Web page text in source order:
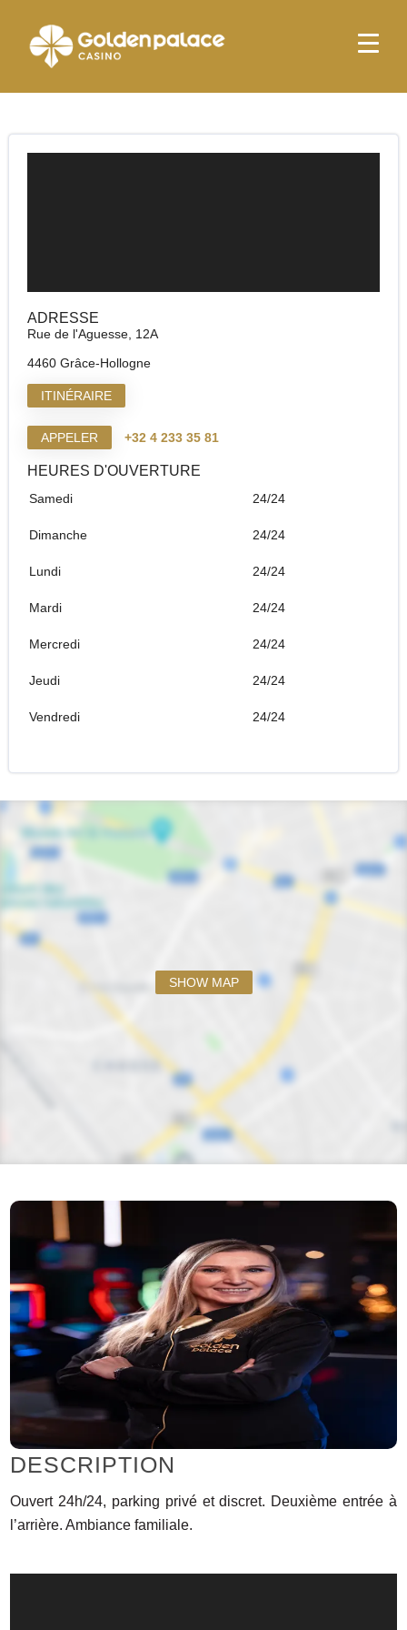
page d'accueil
ADRESSE
Rue de l'Aguesse, 12A
4460 Grâce-Hollogne
ITINÉRAIRE
APPELER +32 4 233 35 81
HEURES D'OUVERTURE
Samedi 24/24
Dimanche 24/24
Lundi 24/24
Mardi 24/24
Mercredi 24/24
Jeudi 24/24
Vendredi 24/24
SHOW MAP
DESCRIPTION
Ouvert 24h/24, parking privé et discret. Deuxième entrée à
l’arrière. Ambiance familiale.